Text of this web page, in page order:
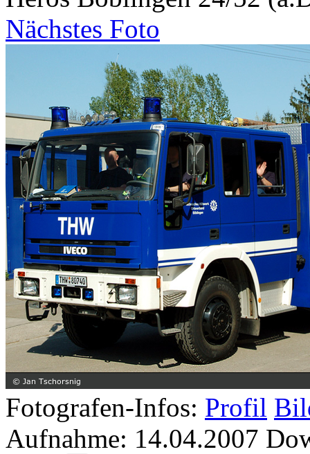
Nächstes Foto
Fotografen-Infos: Profil
Aufnahme: 14.04.2007